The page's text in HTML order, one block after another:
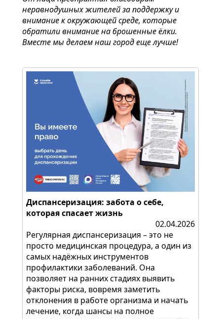
неравнодушных жителей за поддержку и
внимание к окружающей среде, которые
обратили внимание на брошенные ёлки.
Вместе мы делаем наш город еще лучше!
Диспансеризация: забота о себе,
которая спасает жизнь
02.04.2026
Регулярная диспансеризация – это не
просто медицинская процедура, а один из
самых надёжных инструментов
профилактики заболеваний. Она
позволяет на ранних стадиях выявить
факторы риска, вовремя заметить
отклонения в работе организма и начать
лечение, когда шансы на полное